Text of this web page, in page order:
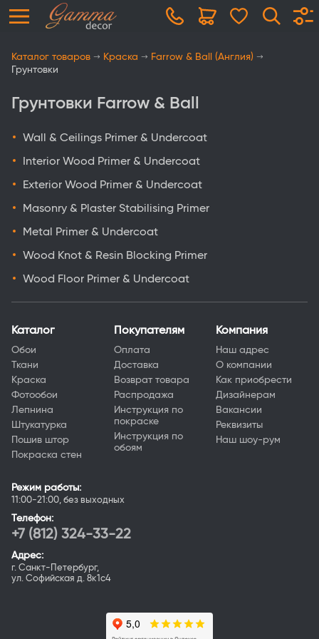
Каталог товаров Краска
Farrow & Ball (Англия)
Грунтовки
Грунтовки Farrow & Ball
Wall & Ceilings Primer & Undercoat
Interior Wood Primer & Undercoat
Exterior Wood Primer & Undercoat
Masonry & Plaster Stabilising Primer
Metal Primer & Undercoat
Wood Knot & Resin Blocking Primer
Wood Floor Primer & Undercoat
Каталог
Обои
Ткани
Краска
Фотообои
Лепнина
Штукатурка
Пошив штор
Покраска стен
Покупателям
Оплата
Доставка
Возврат товара
Распродажа
Инструкция по
покраске
Инструкция по
обоям
Компания
Наш адрес
О компании
Как приобрести
Дизайнерам
Вакансии
Реквизиты
Наш шоу-рум
Режим работы:
11:00-21:00, без выходных
Телефон:
+7 (812) 324-33-22
Адрес:
г. Санкт-Петербург,
ул. Софийская д. 8к1с4